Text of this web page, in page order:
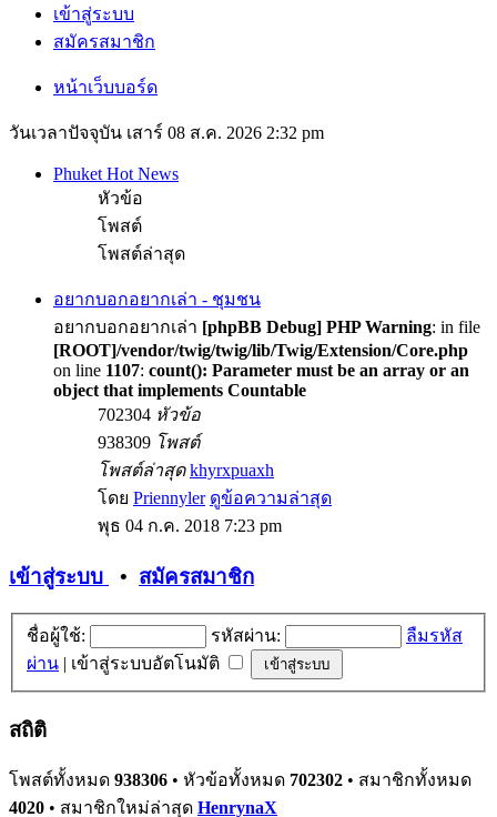
เข้าสู่ระบบ
สมัครสมาชิก
หน้าเว็บบอร์ด
วันเวลาปัจจุบัน เสาร์ 08 ส.ค. 2026 2:32 pm
Phuket Hot News
หัวข้อ
โพสต์
โพสต์ล่าสุด
อยากบอกอยากเล่า - ชุมชน
อยากบอกอยากเล่า [phpBB Debug] PHP Warning: in file
[ROOT]/vendor/twig/twig/lib/Twig/Extension/Core.php
on line 1107: count(): Parameter must be an array or an
object that implements Countable
702304 หัวข้อ
938309 โพสต์
โพสต์ล่าสุด khyrxpuaxh
โดย Priennyler ดูข้อความล่าสุด
พุธ 04 ก.ค. 2018 7:23 pm
เข้าสู่ระบบ • สมัครสมาชิก
ชื่อผู้ใช้: รหัสผ่าน:
ลืมรหัส
ผ่าน | เข้าสู่ระบบอัตโนมัติ
สถิติ
โพสต์ทั้งหมด 938306 • หัวข้อทั้งหมด 702302 • สมาชิกทั้งหมด
4020 • สมาชิกใหม่ล่าสุด HenrynaX